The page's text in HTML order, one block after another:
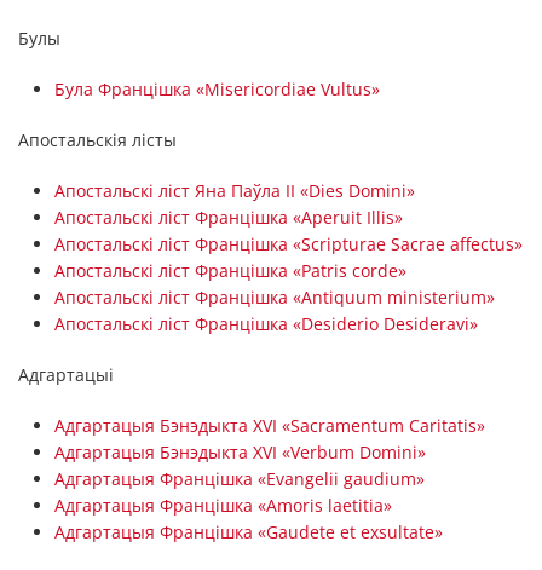
Булы
Була Францішка «Misericordiae Vultus»
Апостальскія лісты
Апостальскі ліст Яна Паўла ІІ «Dies Domini»
Апостальскі ліст Францішка «Aperuit Illis»
Апостальскі ліст Францішка «Scripturae Sacrae affectus»
Апостальскі ліст Францішка «Patris corde»
Апостальскі ліст Францішка «Antiquum ministerium»
Апостальскі ліст Францішка «Desiderio Desideravi»
Адгартацыі
Адгартацыя Бэнэдыкта XVI «Sacramentum Caritatis»
Адгартацыя Бэнэдыкта XVI «Verbum Domini»
Адгартацыя Францішка «Evangelii gaudium»
Адгартацыя Францішка «Amoris laetitia»
Адгартацыя Францішка «Gaudete et exsultate»